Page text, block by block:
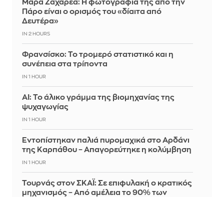
Μάρα Ζαχαρέα: Η φωτογραφία της από την
Πάρο είναι ο ορισμός του «δίαιτα από
Δευτέρα»
IN 2 HOURS
Φρανσίσκο: Το τρομερό στατιστικό και η
συνέπεια στα τρίποντα
IN 1 HOUR
AI: Το άλικο γράμμα της βιομηχανίας της
ψυχαγωγίας
IN 1 HOUR
Εντοπίστηκαν παλιά πυρομαχικά στο Αρδάνι
της Καρπάθου – Απαγορεύτηκε η κολύμβηση
IN 1 HOUR
Τουρνάς στον ΣΚΑΪ: Σε επιφυλακή ο κρατικός
μηχανισμός – Από αμέλεια το 90% των